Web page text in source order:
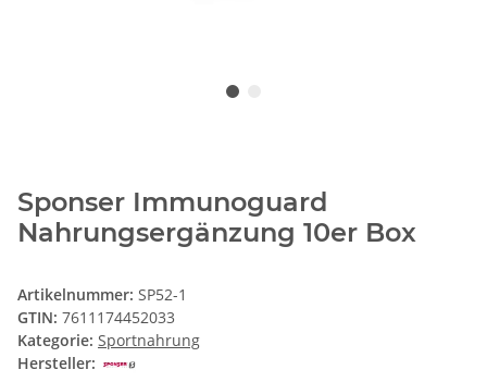
Sponser Immunoguard
Nahrungsergänzung 10er Box
Artikelnummer: SP52-1
GTIN: 7611174452033
Kategorie: Sportnahrung
Hersteller: